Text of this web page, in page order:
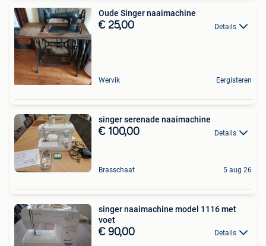
Oude Singer naaimachine
€ 25,00 Details
Wervik Eergisteren
singer serenade naaimachine
€ 100,00 Details
Brasschaat 5 aug 26
singer naaimachine model 1116 met
voet
€ 90,00 Details